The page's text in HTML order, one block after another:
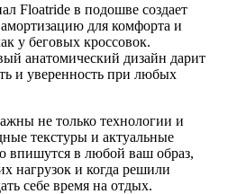
Floatride в подошве создает
для комфорта и
у беговых кроссовок.
анатомический дизайн дарит
и уверенность при любых
не только технологии и
текстуры и актуальные
впишутся в любой ваш образ,
нагрузок и когда решили
себе время на отдых.